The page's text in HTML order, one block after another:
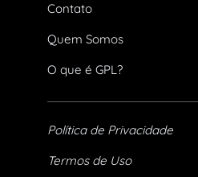
Contato
Quem Somos
O que é GPL?
Política de Privacidade
Termos de Uso